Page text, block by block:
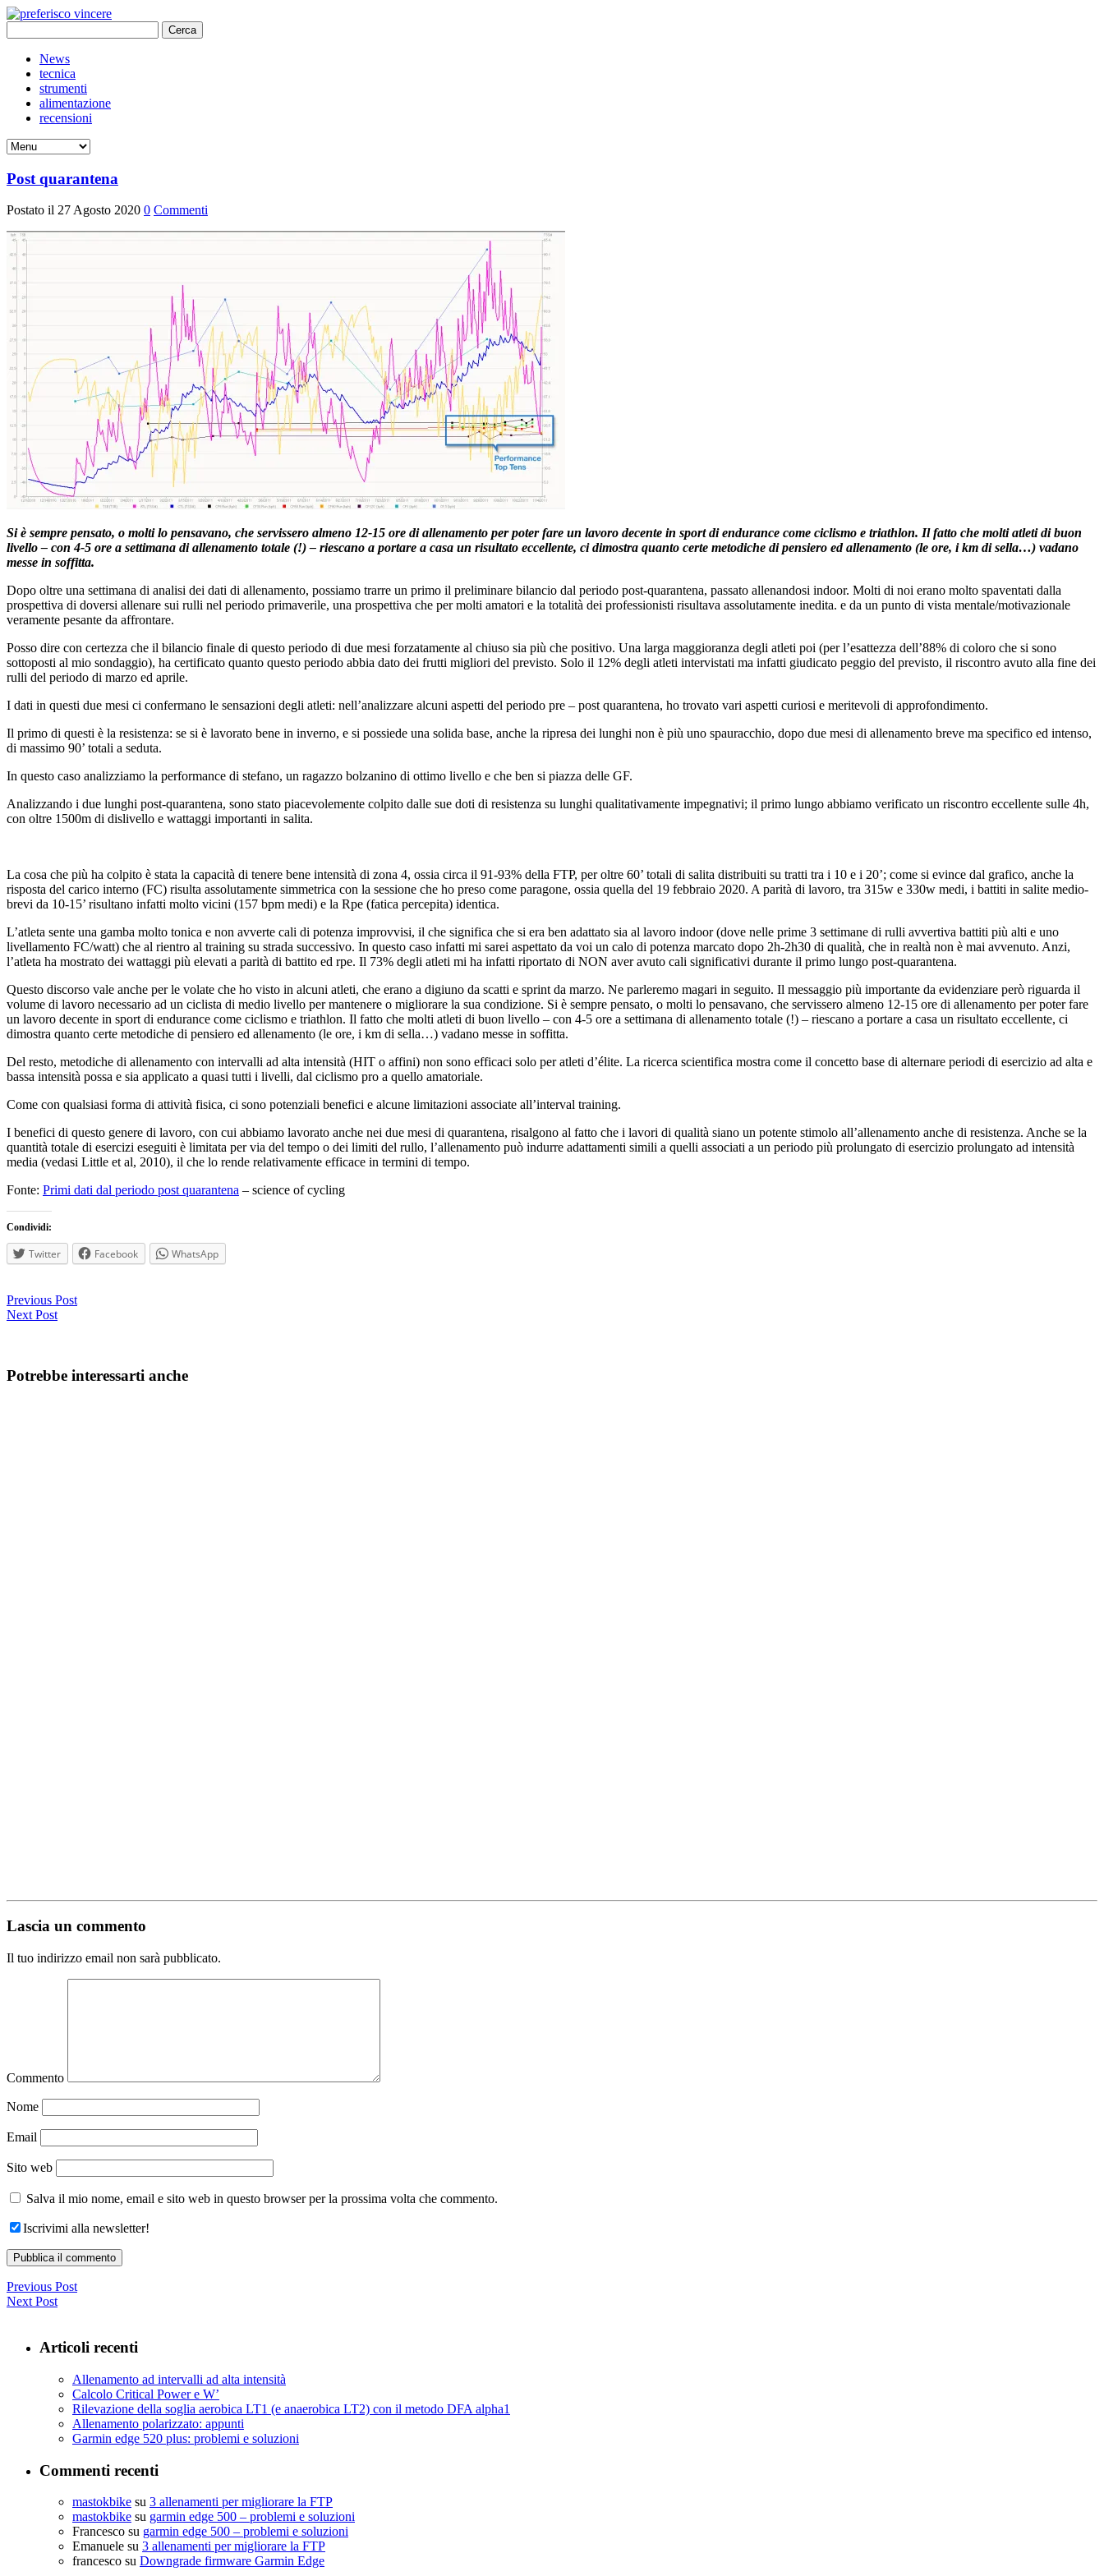
per:
News
tecnica
strumenti
alimentazione
recensioni
Post quarantena
Postato il 27 Agosto 2020 0 Commenti
Si è sempre pensato, o molti lo pensavano, che servissero almeno 12-15 ore di allenamento per poter fare un lavoro decente in sport di endurance come ciclismo e triathlon. Il fatto che molti atleti di buon
livello – con 4-5 ore a settimana di allenamento totale (!) – riescano a portare a casa un risultato eccellente, ci dimostra quanto certe metodiche di pensiero ed allenamento (le ore, i km di sella…) vadano
messe in soffitta.
Dopo oltre una settimana di analisi dei dati di allenamento, possiamo trarre un primo il preliminare bilancio dal periodo post-quarantena, passato allenandosi indoor. Molti di noi erano molto spaventati dalla
prospettiva di doversi allenare sui rulli nel periodo primaverile, una prospettiva che per molti amatori e la totalità dei professionisti risultava assolutamente inedita. e da un punto di vista mentale/motivazionale
veramente pesante da affrontare.
Posso dire con certezza che il bilancio finale di questo periodo di due mesi forzatamente al chiuso sia più che positivo. Una larga maggioranza degli atleti poi (per l’esattezza dell’88% di coloro che si sono
sottoposti al mio sondaggio), ha certificato quanto questo periodo abbia dato dei frutti migliori del previsto. Solo il 12% degli atleti intervistati ma infatti giudicato peggio del previsto, il riscontro avuto alla fine dei
rulli del periodo di marzo ed aprile.
I dati in questi due mesi ci confermano le sensazioni degli atleti: nell’analizzare alcuni aspetti del periodo pre – post quarantena, ho trovato vari aspetti curiosi e meritevoli di approfondimento.
Il primo di questi è la resistenza: se si è lavorato bene in inverno, e si possiede una solida base, anche la ripresa dei lunghi non è più uno spauracchio, dopo due mesi di allenamento breve ma specifico ed intenso,
di massimo 90’ totali a seduta.
In questo caso analizziamo la performance di stefano, un ragazzo bolzanino di ottimo livello e che ben si piazza delle GF.
Analizzando i due lunghi post-quarantena, sono stato piacevolemente colpito dalle sue doti di resistenza su lunghi qualitativamente impegnativi; il primo lungo abbiamo verificato un riscontro eccellente sulle 4h,
con oltre 1500m di dislivello e wattaggi importanti in salita.
La cosa che più ha colpito è stata la capacità di tenere bene intensità di zona 4, ossia circa il 91-93% della FTP, per oltre 60’ totali di salita distribuiti su tratti tra i 10 e i 20’; come si evince dal grafico, anche la
risposta del carico interno (FC) risulta assolutamente simmetrica con la sessione che ho preso come paragone, ossia quella del 19 febbraio 2020. A parità di lavoro, tra 315w e 330w medi, i battiti in salite medio-
brevi da 10-15’ risultano infatti molto vicini (157 bpm medi) e la Rpe (fatica percepita) identica.
L’atleta sente una gamba molto tonica e non avverte cali di potenza improvvisi, il che significa che si era ben adattato sia al lavoro indoor (dove nelle prime 3 settimane di rulli avvertiva battiti più alti e uno
livellamento FC/watt) che al rientro al training su strada successivo. In questo caso infatti mi sarei aspettato da voi un calo di potenza marcato dopo 2h-2h30 di qualità, che in realtà non è mai avvenuto. Anzi,
l’atleta ha mostrato dei wattaggi più elevati a parità di battito ed rpe. Il 73% degli atleti mi ha infatti riportato di NON aver avuto cali significativi durante il primo lungo post-quarantena.
Questo discorso vale anche per le volate che ho visto in alcuni atleti, che erano a digiuno da scatti e sprint da marzo. Ne parleremo magari in seguito. Il messaggio più importante da evidenziare però riguarda il
volume di lavoro necessario ad un ciclista di medio livello per mantenere o migliorare la sua condizione. Si è sempre pensato, o molti lo pensavano, che servissero almeno 12-15 ore di allenamento per poter fare
un lavoro decente in sport di endurance come ciclismo e triathlon. Il fatto che molti atleti di buon livello – con 4-5 ore a settimana di allenamento totale (!) – riescano a portare a casa un risultato eccellente, ci
dimostra quanto certe metodiche di pensiero ed allenamento (le ore, i km di sella…) vadano messe in soffitta.
Del resto, metodiche di allenamento con intervalli ad alta intensità (HIT o affini) non sono efficaci solo per atleti d’élite. La ricerca scientifica mostra come il concetto base di alternare periodi di esercizio ad alta e
bassa intensità possa e sia applicato a quasi tutti i livelli, dal ciclismo pro a quello amatoriale.
Come con qualsiasi forma di attività fisica, ci sono potenziali benefici e alcune limitazioni associate all’interval training.
I benefici di questo genere di lavoro, con cui abbiamo lavorato anche nei due mesi di quarantena, risalgono al fatto che i lavori di qualità siano un potente stimolo all’allenamento anche di resistenza. Anche se la
quantità totale di esercizi eseguiti è limitata per via del tempo o dei limiti del rullo, l’allenamento può indurre adattamenti simili a quelli associati a un periodo più prolungato di esercizio prolungato ad intensità
media (vedasi Little et al, 2010), il che lo rende relativamente efficace in termini di tempo.
Fonte: Primi dati dal periodo post quarantena – science of cycling
Condividi:
Twitter Facebook WhatsApp
Previous Post
Next Post
Potrebbe interessarti anche
Lascia un commento
Il tuo indirizzo email non sarà pubblicato.
Commento
Nome
Email
Sito web
Salva il mio nome, email e sito web in questo browser per la prossima volta che commento.
Iscrivimi alla newsletter!
Previous Post
Next Post
Articoli recenti
Allenamento ad intervalli ad alta intensità
Calcolo Critical Power e W’
Rilevazione della soglia aerobica LT1 (e anaerobica LT2) con il metodo DFA alpha1
Allenamento polarizzato: appunti
Garmin edge 520 plus: problemi e soluzioni
Commenti recenti
mastokbike su 3 allenamenti per migliorare la FTP
mastokbike su garmin edge 500 – problemi e soluzioni
Francesco su garmin edge 500 – problemi e soluzioni
Emanuele su 3 allenamenti per migliorare la FTP
francesco su Downgrade firmware Garmin Edge